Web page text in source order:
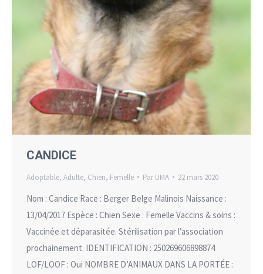
CANDICE
Adoptable, Adulte, Chien, Femelle Par UMA 22 mars 2020
Nom : Candice Race : Berger Belge Malinois Naissance :
13/04/2017 Espèce : Chien Sexe : Femelle Vaccins & soins :
Vaccinée et déparasitée. Stérilisation par l’association
prochainement. IDENTIFICATION : 250269606898874
LOF/LOOF : Oui NOMBRE D’ANIMAUX DANS LA PORTÉE :